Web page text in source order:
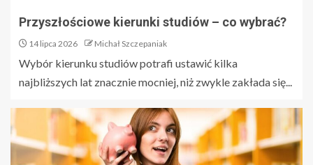
Przyszłościowe kierunki studiów – co wybrać?
14 lipca 2026 Michał Szczepaniak
Wybór kierunku studiów potrafi ustawić kilka
najbliższych lat znacznie mocniej, niż zwykle zakłada się...